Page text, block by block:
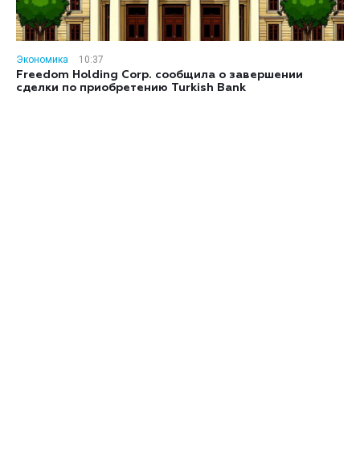
Экономика
10:37
Freedom Holding Corp. сообщила о завершении
сделки по приобретению Turkish Bank